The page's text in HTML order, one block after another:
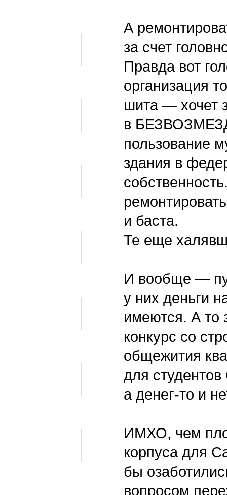
А
за счет
Правда вот
организация
шита — хочет
в
пользование
здания в
и баста.
Те еще
И вообще —
у них деньги
имеются. А то
конкурс со
общежития
для
а денег-то и
ИМХО, чем
корпуса для
бы
вопросом